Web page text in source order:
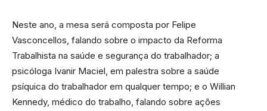
Neste ano, a mesa será composta por Felipe
Vasconcellos, falando sobre o impacto da Reforma
Trabalhista na saúde e segurança do trabalhador; a
psicóloga Ivanir Maciel, em palestra sobre a saúde
psíquica do trabalhador em qualquer tempo; e o Willian
Kennedy, médico do trabalho, falando sobre ações